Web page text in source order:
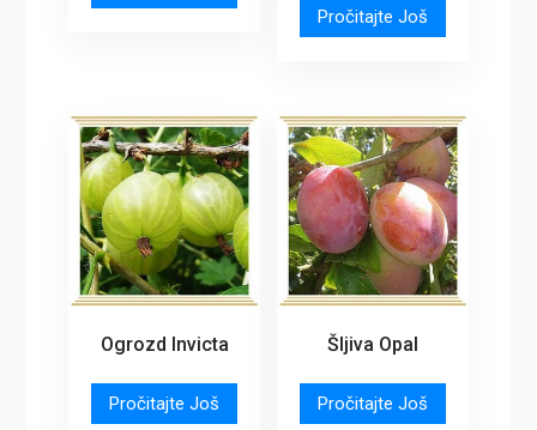
Pročitajte Još
Ogrozd Invicta
Pročitajte Još
Šljiva Opal
Pročitajte Još